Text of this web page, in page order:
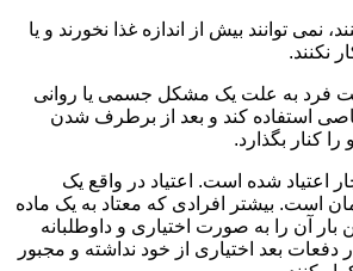
نمی توانند بیش از اندازه غذا نخورند و یا
نکنند.
فرد به علت یک مشکل جسمی یا روانی
استفاده کند و بعد از برطرف شدن
کنار بگذارد.
اعتیاد شده است. اعتیاد در واقع یک
است. بیشتر افرادی که معتاد به یک ماده
بار آن را به صورت اختیاری و داوطلبانه
دفعات بعد اختیاری از خود نداشته و مجبور